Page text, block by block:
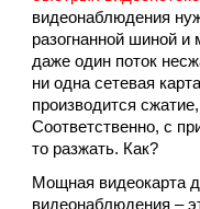
видеонаблюдения
разогнанной шиной
даже один поток
ни одна сетевая
производится
Соответственно, с
то разжать. Как?
Мощная видеокарта
видеонаблюдения –